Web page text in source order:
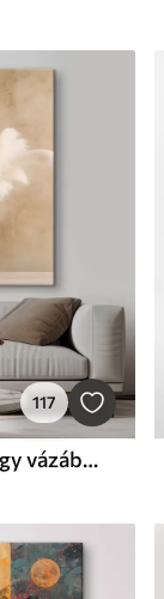
117
Képek Bolyhos nádágak egy vázában az asztalon